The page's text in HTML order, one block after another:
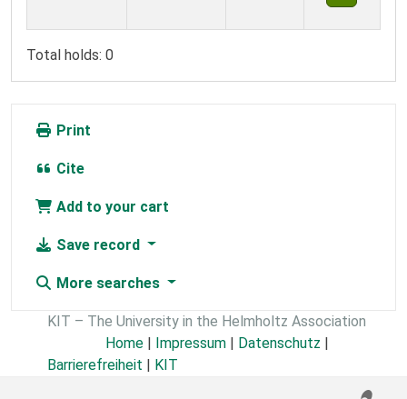
Total holds: 0
Print
Cite
Add to your cart
Save record
More searches
KIT – The University in the Helmholtz Association
Home | Impressum | Datenschutz |
Barrierefreiheit | KIT